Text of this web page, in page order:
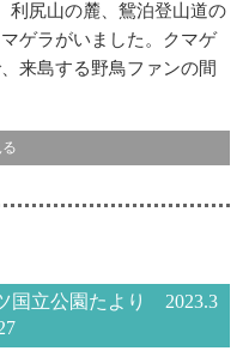
利尻山の麓、鴛泊登山道の
ゲラがいました。クマゲ
来島する野鳥ファンの間
国立公園たより 2023.3